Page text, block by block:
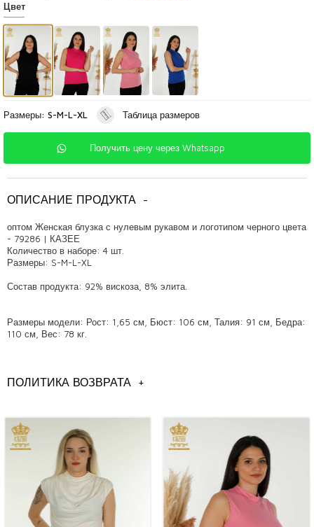
Цвет
Размеры: S-M-L-XL Таблица размеров
Получить цену через Whatsapp
ОПИСАНИЕ ПРОДУКТА -
оптом Женская блузка с нулевым рукавом и логотипом черного цвета
- 79286 | КАЗЕЕ
Количество в наборе: 4 шт.
Размеры: S-M-L-XL
Состав продукта: 92% вискоза, 8% элита.
Размеры модели: Рост: 1,65 см, Бюст: 106 см, Талия: 91 см, Бедра:
110 см, Вес: 78 кг.
Общая информация
модели женских блузок оптом,
Стамбул модели блузок оптом,
модели женской одежды оптом,
ПОЛИТИКА ВОЗВРАТА +